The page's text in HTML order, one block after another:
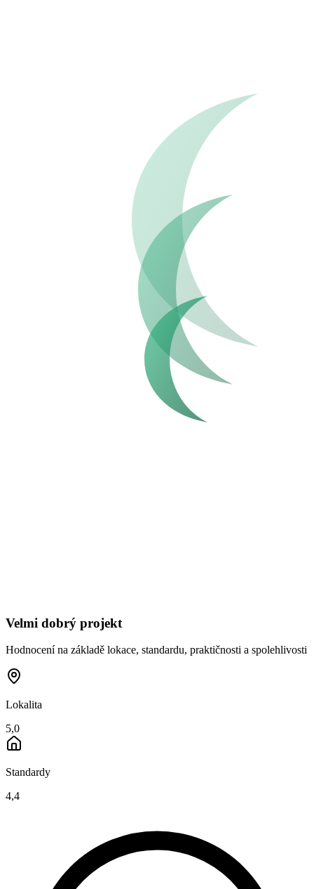
Velmi dobrý projekt
Hodnocení na základě lokace, standardu, praktičnosti a spolehlivosti
Lokalita
5,0
Standardy
4,4